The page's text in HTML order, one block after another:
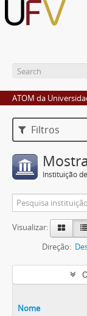
ATOM da
Filtros
Instituição
Visualizar:
Direção:
Nome